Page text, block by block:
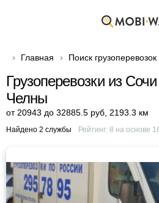
Главная Поиск грузоперевозок
Грузоперевозки из
Челны
от 20943 до 32885.5 руб 2193.3 км
Найдено 2 службы Рейтинг: 8 на основе